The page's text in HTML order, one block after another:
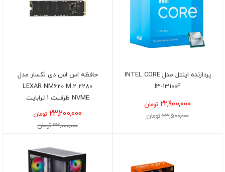
پردازنده اینتل مدل INTEL CORE
I3-13100F
22,900,000 تومان
23,500,000 تومان
حافظه اس اس دی لکسار مدل
LEXAR NM620 M.2 2280
NVME ظرفیت 1 ترابایت
23,200,000 تومان
24,000,000 تومان